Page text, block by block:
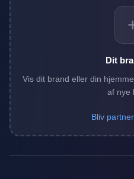
Dit
Vis dit brand eller din
af nye
Bliv